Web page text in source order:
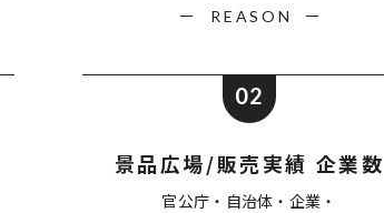
REASON
02
景品広場/販売実績 企業数
官公庁・自治体・企業・